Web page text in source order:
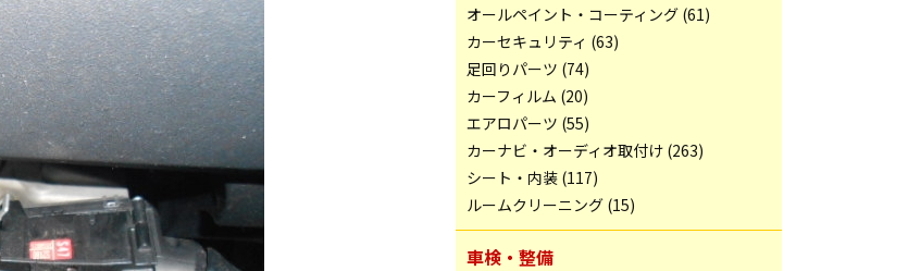
オールペイント・コーティング (61)
カーセキュリティ (63)
足回りパーツ (74)
カーフィルム (20)
エアロパーツ (55)
カーナビ・オーディオ取付け (263)
シート・内装 (117)
ルームクリーニング (15)
車検・整備